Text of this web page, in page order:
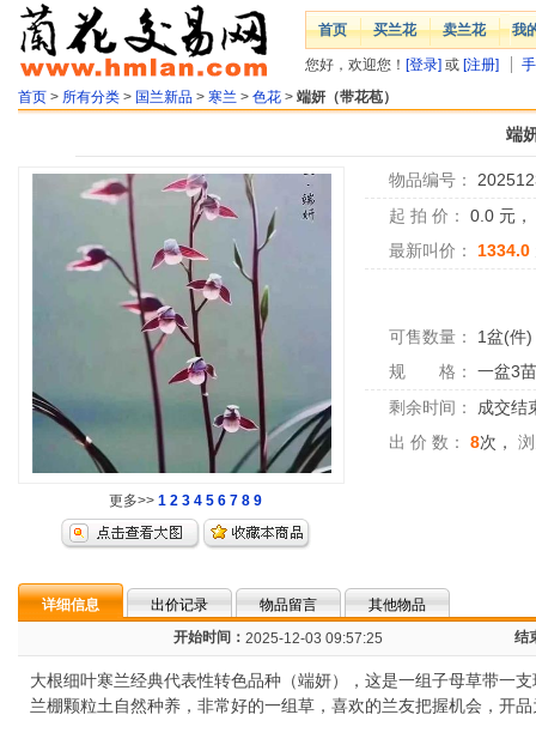
首页 买兰花 卖兰花 我
您好，欢迎您！ [登录] 或 [注册]
首页 > 所有分类 > 国兰新品 > 寒兰 > 色花 > 端妍（带花苞）
端
更多>> 1 2 3 4 5 6 7 8 9
物品编号：
起 拍 价：
0.0 元，
最新叫价：
1334.0
可售数量： 1盆(件)
规 格：
一盆3苗
剩余时间：
成交结
出 价 数：
8次，
详细信息 出价记录 物品留言
其他物品
开始时间： 2025-12-03 09:57:25 结
大根细叶寒兰经典代表性转色品种（端妍），这是一组子母草带一
兰棚颗粒土自然种养，非常好的一组草，喜欢的兰友把握机会，开